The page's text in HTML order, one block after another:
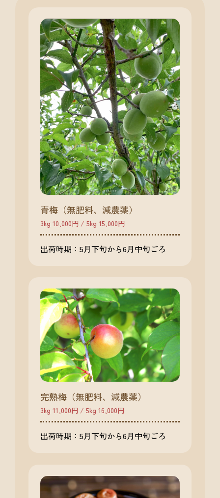
青梅（無肥料、減農薬）
3kg 10,000円 / 5kg 15,000円
出荷時期：5月下旬から6月中旬ごろ
完熟梅（無肥料、減農薬）
3kg 11,000円 / 5kg 16,000円
出荷時期：5月下旬から6月中旬ごろ